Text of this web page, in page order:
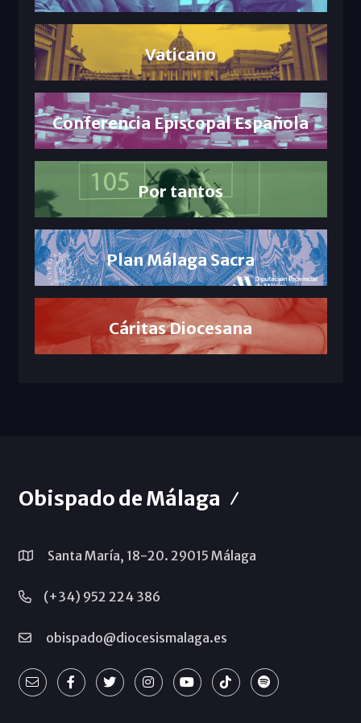
Vaticano
Conferencia Episcopal Española
Por tantos
Plan Málaga Sacra
Cáritas Diocesana
Obispado de Málaga
Santa María, 18-20. 29015 Málaga
(+34) 952 224 386
obispado@diocesismalaga.es